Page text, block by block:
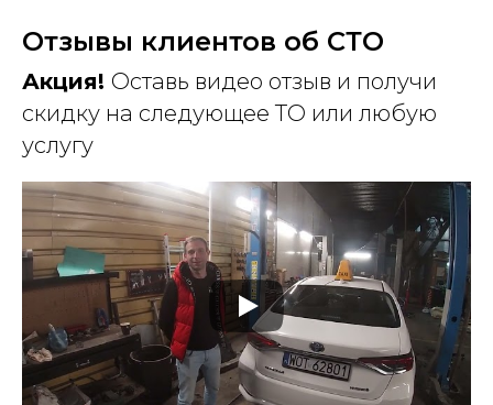
Отзывы клиентов об СТО
Акция! Оставь видео отзыв и получи
скидку на следующее ТО или любую
услугу